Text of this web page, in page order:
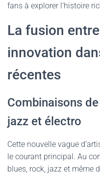
fans à explorer l’histoire
La fusion
innovation
récentes
Combinaisons
jazz et électro
Cette nouvelle vague
le courant principal. Au
blues, rock, jazz et même